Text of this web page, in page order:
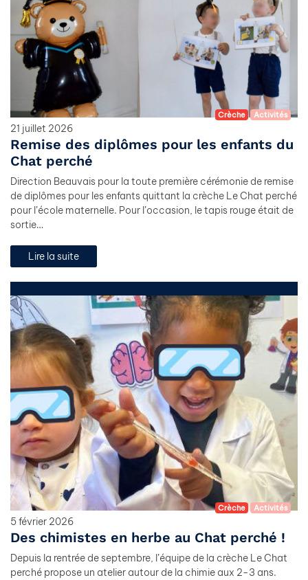
Crèche Activités
21 juillet 2026
Remise des diplômes pour les enfants du
Chat perché
Direction Beauvais pour la toute première cérémonie de remise
de diplômes pour les enfants quittant la crèche Le Chat perché
pour l’école maternelle. Pour l’occasion, le tapis rouge était de
sortie…
Lire la suite
Crèche Activités
5 février 2026
Des chimistes en herbe au Chat perché !
Depuis la rentrée de septembre, l’équipe de la crèche Le Chat
perché propose un atelier autour de la chimie aux 2-3 ans.